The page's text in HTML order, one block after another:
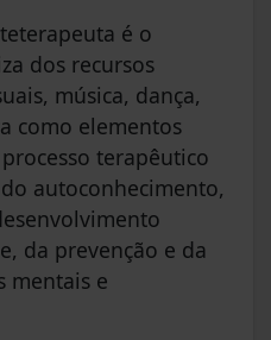
é o
dos recursos
música, dança,
como elementos
terapêutico
autoconhecimento,
da prevenção e da
mentais e